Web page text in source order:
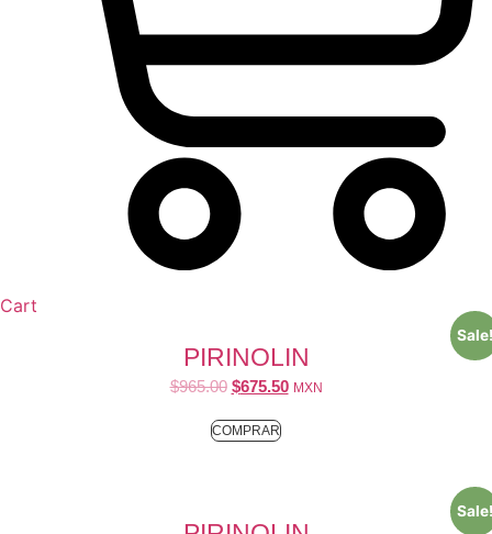
Cart
PIRINOLIN
$965.00 $675.50 MXN
COMPRAR